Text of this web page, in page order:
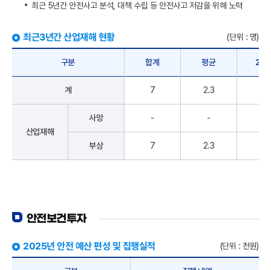
최근 5년간 안전사고 분석, 대책 수립 등 안전사고 저감을 위해 노력
최근3년간 산업재해 현황 (단위 : 명)
구분 합계 평균
계 7 2.3
산업재해
사망 - -
부상 7 2.3
안전보건투자
2025년 안전 예산 편성 및 집행실적 (단위 : 천원)